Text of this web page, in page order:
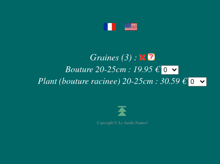
Graines (3) :
Bouture 20-25cm : 19.95 €
Plant (bouture racinee) 20-25cm : 30.59 €
Copyright © Le Jardin Naturel